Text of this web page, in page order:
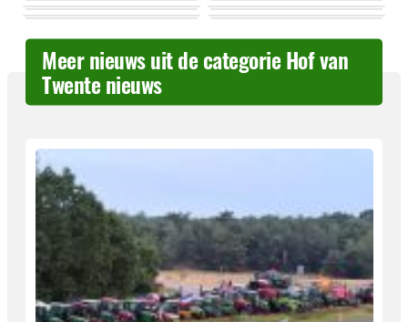
Meer nieuws uit de categorie Hof van
Twente nieuws